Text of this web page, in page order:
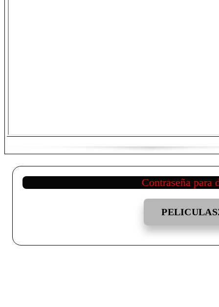
Contraseña para